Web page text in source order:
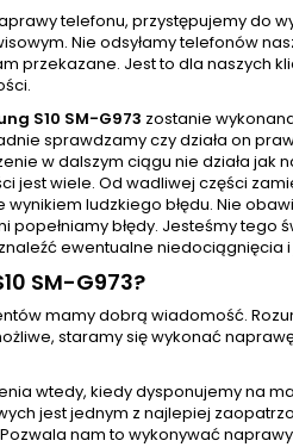
telefonu, przystępujemy do
Nie odsyłamy telefonów
przekazane. Jest to dla naszych
S10 SM-G973 zostanie
sprawdzamy czy działa on
w dalszym ciągu nie działa jak
jest wiele. Od wadliwej części
ludzkiego błędu. Nie
popełniamy błędy. Jesteśmy tego
ewentualne niedociągnięcia
SM-G973?
mamy dobrą wiadomość.
staramy się wykonać naprawę
wtedy, kiedy dysponujemy na
jest jednym z najlepiej
nam to wykonywać naprawy